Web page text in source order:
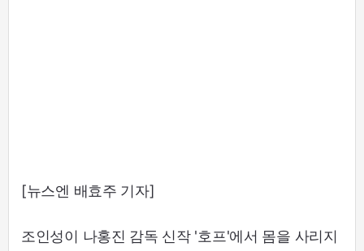
[뉴스엔 배효주 기자]
조인성이 나홍진 감독 신작 '호프'에서 몸을 사리지